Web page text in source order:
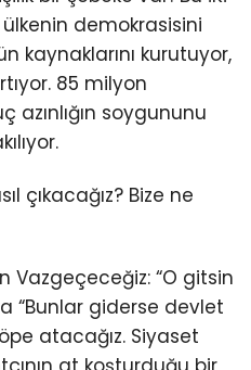
demokrasisini
kaynaklarını kurutuyor,
85 milyon
soygununu
çıkacağız? Bize ne
Vazgeçeceğiz: “O gitsin
“Bunlar giderse devlet
atacağız. Siyaset